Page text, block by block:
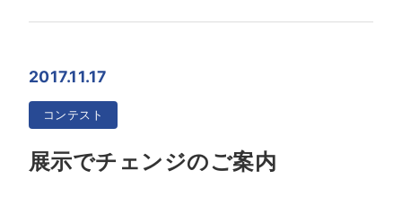
2017.11.17
コンテスト
展示でチェンジのご案内